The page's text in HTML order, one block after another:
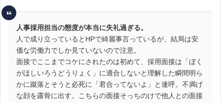
人事採用担当の態度が本当に失礼過ぎる。
人で成り立っているとHPで綺麗事言っているが、結局は安
価な労働力でしか見ていないので注意。
面接でここまでコケにされたのは初めて、採用面接は「ぼく
がほしいろうどうりょく」に適合しないと理解した瞬間明ら
かに蹴落とそうと必死に「君合ってないよ」と連呼。不満げ
な顔を露骨に出す。こちらの面接そっちのけで他人との面接